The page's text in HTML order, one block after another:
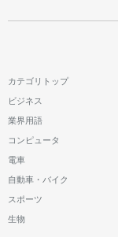
カテゴリトップ
ビジネス
業界用語
コンピュータ
電車
自動車・バイク
スポーツ
生物